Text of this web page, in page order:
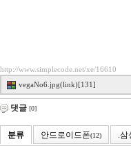
http://www.simplecode.net/xe/16610
vegaNo6.jpg(link)[131]
댓글 [0]
분류 안드로이드폰(12) .삼